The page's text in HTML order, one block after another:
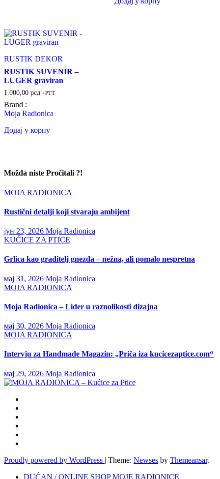
RUSTIK DEKOR
RUSTIK SUVENIR –
LUGER graviran
1.000,00 рсд +PTT
Brand :
Moja Radionica
Додај у корпу
Možda niste Pročitali ?!
MOJA RADIONICA
Rustični detalji koji stvaraju ambijent
јун 23, 2026 Moja Radionica
KUĆICE ZA PTICE
Grlica kao graditelj gnezda – nežna, ali pomalo nespretna
мај 31, 2026 Moja Radionica
MOJA RADIONICA
Moja Radionica – Lider u raznolikosti dizajna
мај 30, 2026 Moja Radionica
MOJA RADIONICA
Intervju za Handmade Magazin: „Priča iza kucicezaptice.com“
мај 29, 2026 Moja Radionica
Proudly powered by WordPress | Theme: Newses by Themeansar.
DUĆAN / ONLINE SHOP MOJE RADIONICE